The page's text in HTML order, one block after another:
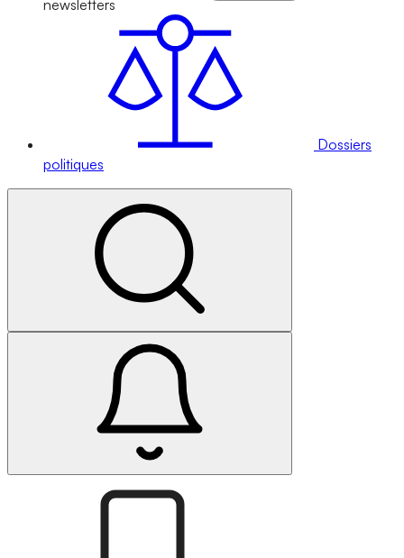
newsletters
Dossiers
politiques